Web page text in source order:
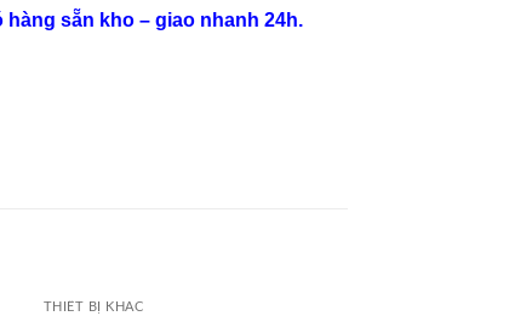
sẵn kho – giao nhanh 24h.
THIẾT BỊ KHÁC